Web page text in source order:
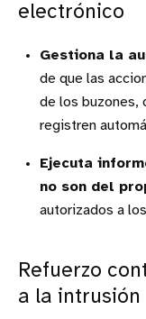
electrónico
Gestiona la
de que las
de los buzones,
registren
Ejecuta
no son del
autorizados a
Refuerzo
a la intrusión